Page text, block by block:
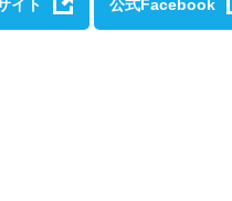
イト 公式Facebook